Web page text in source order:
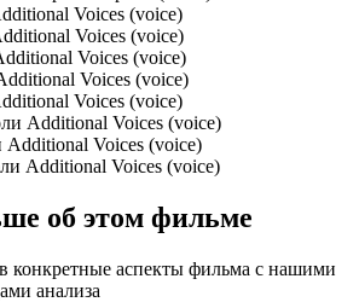
Voices (voice)
Voices (voice)
Voices (voice)
Voices (voice)
Voices (voice)
Additional Voices (voice)
Additional Voices (voice)
Additional Voices (voice)
об этом фильме
конкретные аспекты фильма с нашими
анализа